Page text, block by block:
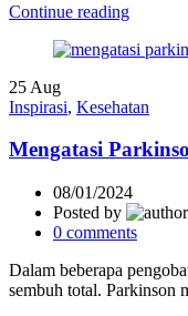
Continue reading
25 Aug
Inspirasi, Kesehatan
Mengatasi
08/01/2024
Posted by
0 comments
Dalam beberapa
sembuh total. Parkinson